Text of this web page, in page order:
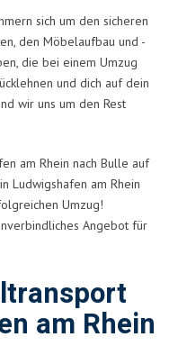
sich um den sicheren
den Möbelaufbau und -
die bei einem Umzug
und dich auf dein
wir uns um den Rest
am Rhein nach Bulle auf
Ludwigshafen am Rhein
Umzug!
Angebot für
am Rhein